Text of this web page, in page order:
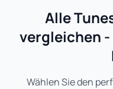
Alle
vergleichen
Wählen Sie den